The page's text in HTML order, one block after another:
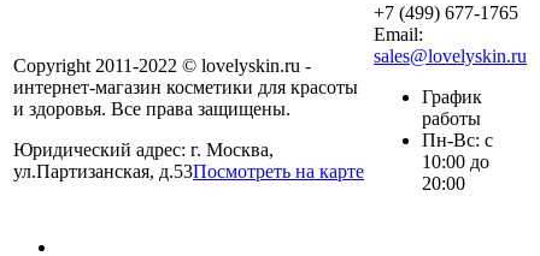
Copyright 2011-2022 © lovelyskin.ru -
интернет-магазин косметики для красоты
и здоровья. Все права защищены.
Юридический адрес: г. Москва,
ул.Партизанская, д.53Посмотреть на карте
+7 (499) 677-1765
Email:
sales@lovelyskin.ru
График
работы
Пн-Вс: с
10:00 до
20:00